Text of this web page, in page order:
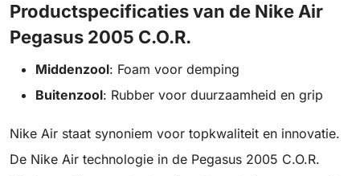
Productspecificaties van de Nike Air
Pegasus 2005 C.O.R.
Middenzool: Foam voor demping
Buitenzool: Rubber voor duurzaamheid en grip
Nike Air staat synoniem voor topkwaliteit en innovatie.
De Nike Air technologie in de Pegasus 2005 C.O.R.